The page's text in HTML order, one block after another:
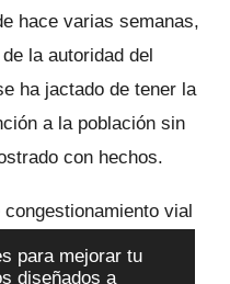
para mejorar tu
diseñados a
hace varias semanas,
la autoridad del
ha jactado de tener la
a la población sin
con hechos.
vial
concentración de
en el lugar.